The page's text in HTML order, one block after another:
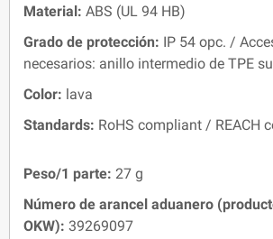
Material: ABS (UL 94 HB)
Grado de protección: IP 54 opc. /
necesarios: anillo intermedio de TPE
Color: lava
Standards: RoHS compliant / REACH
Peso/1 parte: 27 g
Número de arancel aduanero
OKW): 39269097